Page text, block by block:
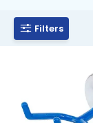
Filters